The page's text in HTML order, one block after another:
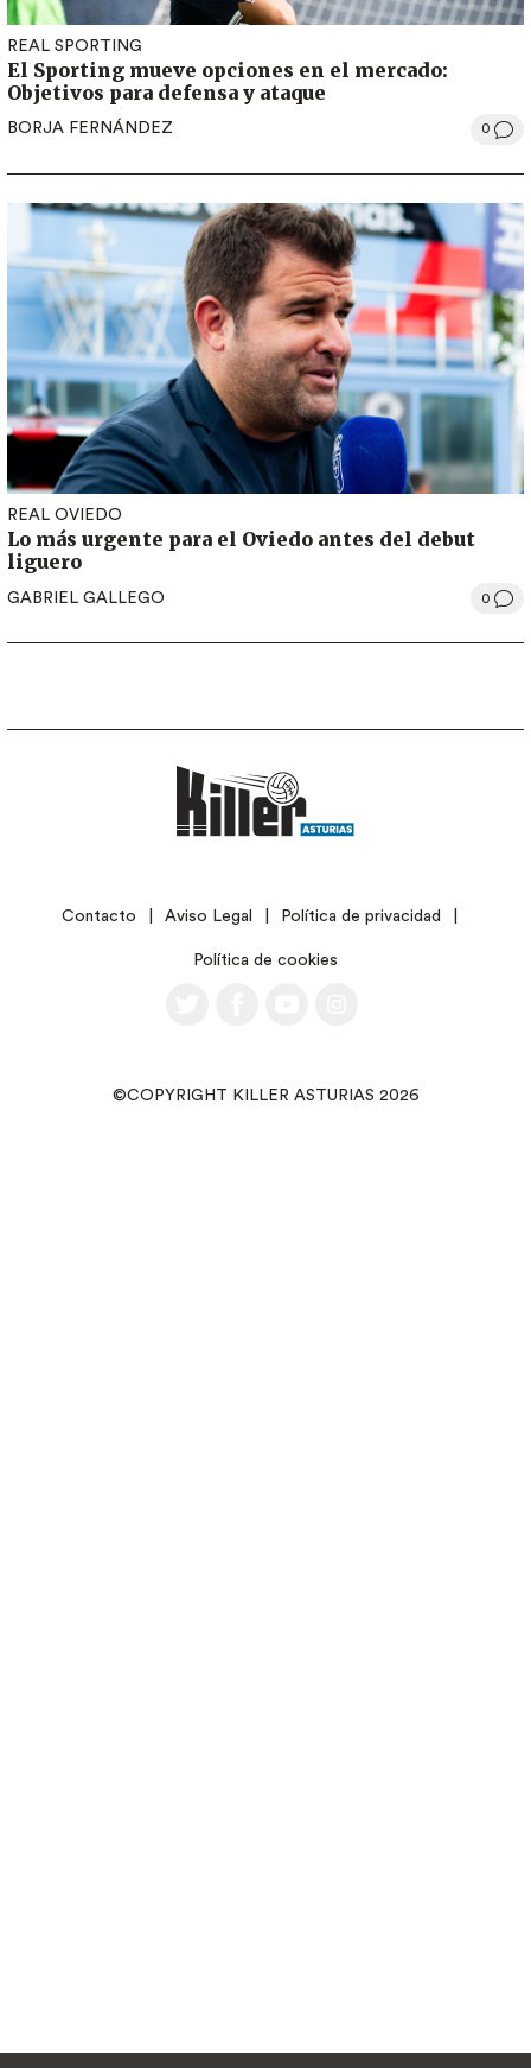
REAL SPORTING
El Sporting mueve opciones en el mercado:
Objetivos para defensa y ataque
BORJA FERNÁNDEZ 0
REAL OVIEDO
Lo más urgente para el Oviedo antes del debut
liguero
GABRIEL GALLEGO 0
LEGALContacto Aviso Legal Política de privacidad
Política de cookies
©COPYRIGHT KILLER ASTURIAS 2026